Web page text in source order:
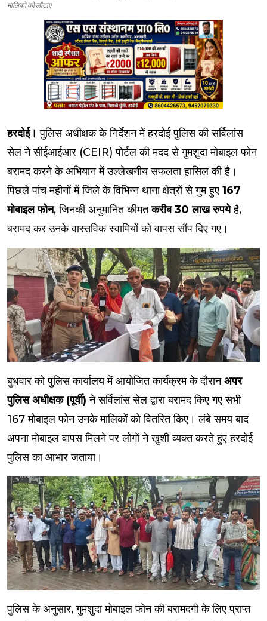
मालिकों को लौटाए
हरदोई। पुलिस अधीक्षक के निर्देशन में हरदोई पुलिस की सर्विलांस
सेल ने सीईआईआर (CEIR) पोर्टल की मदद से गुमशुदा मोबाइल फोन
बरामद करने के अभियान में उल्लेखनीय सफलता हासिल की है।
पिछले पांच महीनों में जिले के विभिन्न थाना क्षेत्रों से गुम हुए 167
मोबाइल फोन, जिनकी अनुमानित कीमतकरीब 30 लाख रुपयेहै,
बरामद कर उनके वास्तविक स्वामियों को वापस सौंप दिए गए।
बुधवार को पुलिस कार्यालय में आयोजित कार्यक्रम के दौरानअपर
पुलिस अधीक्षक (पूर्वी) ने सर्विलांस सेल द्वारा बरामद किए गए सभी
167 मोबाइल फोन उनके मालिकों को वितरित किए। लंबे समय बाद
अपना मोबाइल वापस मिलने पर लोगों ने खुशी व्यक्त करते हुए हरदोई
पुलिस का आभार जताया।
पुलिस के अनुसार, गुमशुदा मोबाइल फोन की बरामदगी के लिए प्राप्त